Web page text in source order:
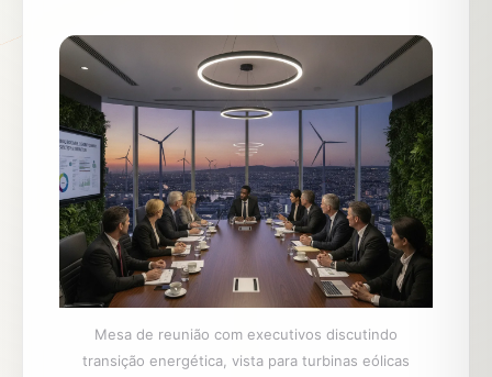
Mesa de reunião com executivos discutindo
transição energética, vista para turbinas eólicas